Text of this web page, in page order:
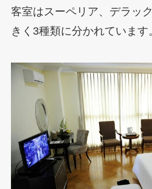
客室はスーペリア、デラッ
きく3種類に分かれています